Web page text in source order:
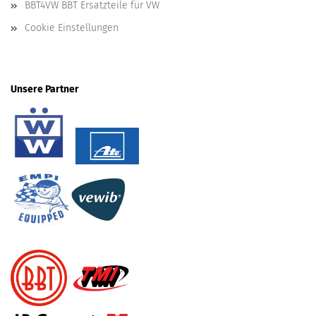
BBT4VW BBT Ersatzteile für VW
Cookie Einstellungen
Unsere Partner